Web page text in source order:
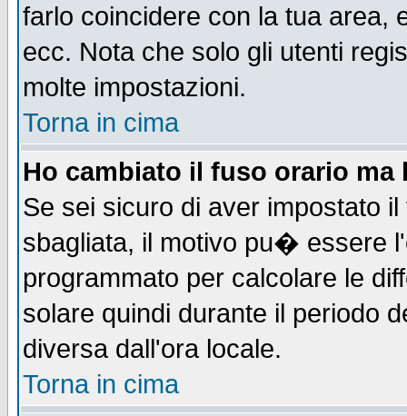
farlo coincidere con la tua area,
ecc. Nota che solo gli utenti
molte impostazioni.
Torna in cima
Ho cambiato il fuso orario
Se sei sicuro di aver impostato
sbagliata, il motivo pu� essere
programmato per calcolare le
solare quindi durante il periodo
diversa dall'ora locale.
Torna in cima